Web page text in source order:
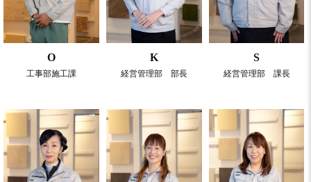
O
工事部施工課
K
経営管理部 部長
S
経営管理部 課長